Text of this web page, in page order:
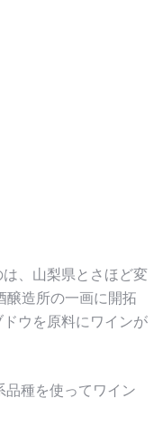
、山梨県とさほど変
醸造所の一画に開拓
ウを原料にワインが
品種を使ってワイン